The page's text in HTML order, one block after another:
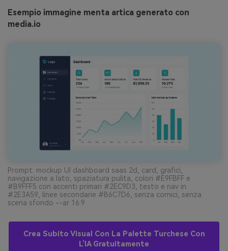
Esempio immagine menta artica generato con
media.io
Prompt: mockup UI dashboard saas 2d, card, grafici,
navigazione a lato, spaziatura pulita, colori #E9FBFF e
#B9FFF5 con accenti primari #2EC9D3, testo e nav in
#2E3A59, linee secondarie #B6C7D6, senza cornici, senza
scena sfondo --ar 16:9
Crea Subito Visual Con La Palette Turchese Con
L’IA Gratuitamente